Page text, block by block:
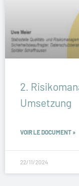
2.
Umsetzung
VOIR LE DOCUMENT »
22/11/2024